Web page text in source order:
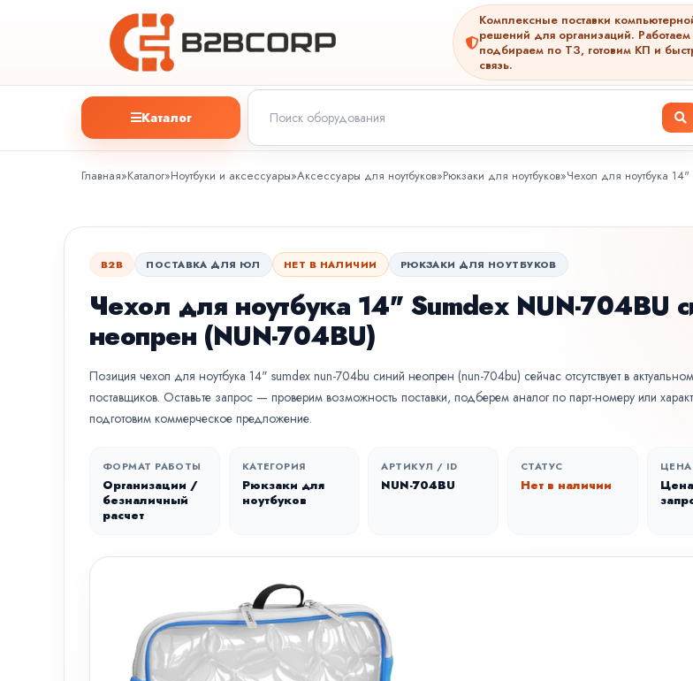
Комплексные поставки
решений для организаций.
подбираем по ТЗ, готовим КП и
связь.
Каталог
Главная»Каталог»Ноутбуки и аксессуары»Аксессуары для ноутбуков»Рюкзаки для ноутбуков»Чехол для ноутбука
B2B ПОСТАВКА ДЛЯ ЮЛ НЕТ В НАЛИЧИИ РЮКЗАКИ ДЛЯ НОУТБУКОВ
Чехол для ноутбука 14" Sumdex NUN-704BU
неопрен (NUN-704BU)
Позиция чехол для ноутбука 14" sumdex nun-704bu синий неопрен (nun-704bu) сейчас отсутствует в
поставщиков. Оставьте запрос — проверим возможность поставки, подберем аналог по парт-номеру или
подготовим коммерческое предложение.
ФОРМАТ РАБОТЫ
Организации /
безналичный
расчет
КАТЕГОРИЯ
Рюкзаки для
ноутбуков
АРТИКУЛ / ID
NUN-704BU
СТАТУС
Нет в наличии
ЦЕНА